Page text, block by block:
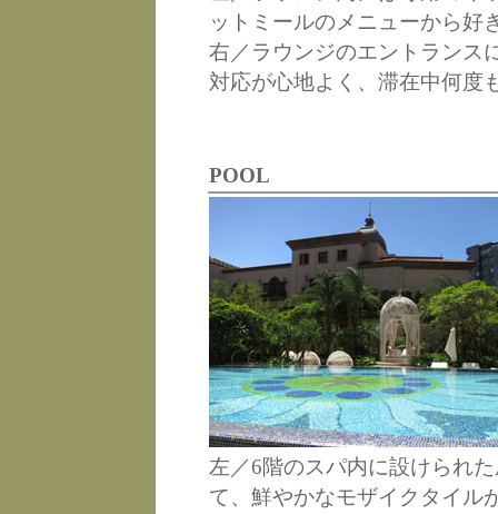
ットミールのメニューから好
右／ラウンジのエントランス
対応が心地よく、滞在中何度
POOL
左／6階のスパ内に設けられ
て、鮮やかなモザイクタイル